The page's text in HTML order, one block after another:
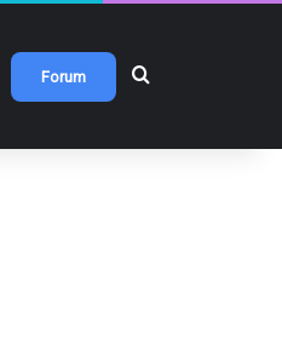
Forum Arama yap ...